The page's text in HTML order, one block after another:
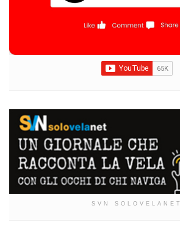
SVN SOLOVELANET